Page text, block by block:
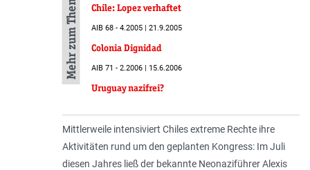
Mehr zum Thema Chile: Lopez verhaftet
AIB 68 - 4.2005 | 21.9.2005
Colonia Dignidad
AIB 71 - 2.2006 | 15.6.2006
Uruguay nazifrei?
Mittlerweile intensiviert Chiles extreme Rechte ihre
Aktivitäten rund um den geplanten Kongress: Im Juli
diesen Jahres ließ der bekannte Neonaziführer Alexis